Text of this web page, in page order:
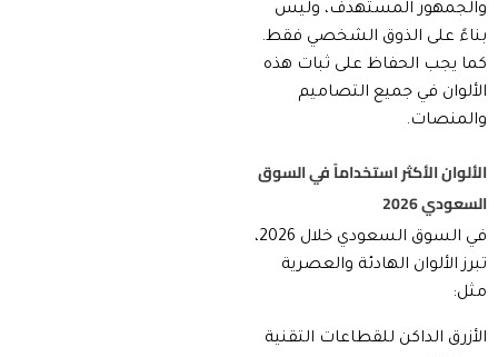
والجمهور المستهدف، وليس
بناءً على الذوق الشخصي فقط.
كما يجب الحفاظ على ثبات هذه
الألوان في جميع التصاميم
والمنصات.
الألوان الأكثر استخداماً في السوق
السعودي 2026
في السوق السعودي خلال 2026،
تبرز الألوان الهادئة والعصرية
مثل:
الأزرق الداكن للقطاعات التقنية